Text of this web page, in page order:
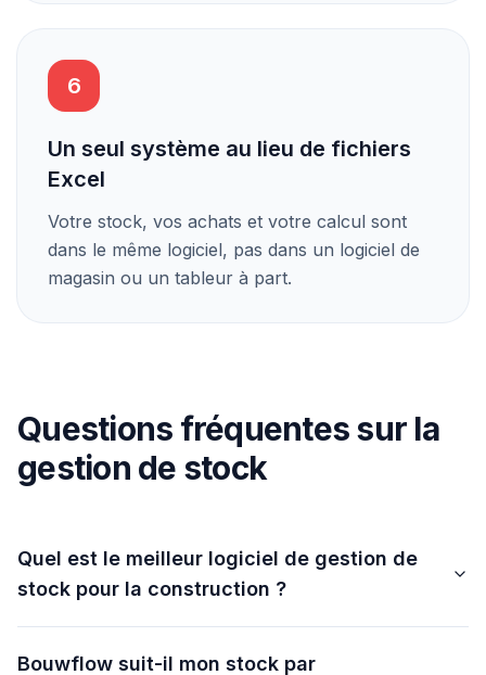
6
Un seul système au lieu de fichiers
Excel
Votre stock, vos achats et votre calcul sont
dans le même logiciel, pas dans un logiciel de
magasin ou un tableur à part.
Questions fréquentes sur la
gestion de stock
Quel est le meilleur logiciel de gestion de
stock pour la construction ?
Bouwflow suit-il mon stock par